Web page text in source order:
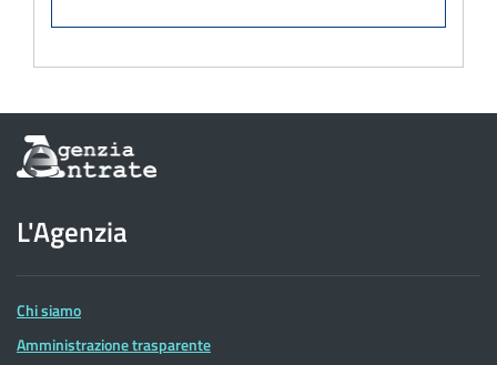
Informazioni
sul
dell'Agenzia
delle
Entrate
L'Agenzia
Chi siamo
Amministrazione trasparente